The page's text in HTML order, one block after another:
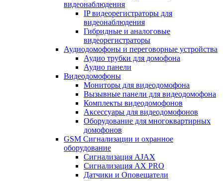
видеонаблюдения
IP видеорегистраторы для
видеонаблюдения
Гибридные и аналоговые
видеорегистраторы
Аудиодомофоны и переговорные устройства
Аудио трубки для домофона
Аудио панели
Видеодомофоны
Мониторы для видеодомофона
Вызывные панели для видеодомофона
Комплекты видеодомофонов
Аксессуары для видеодомофонов
Оборудование для многоквартирных
домофонов
GSM Сигнализации и охранное
оборудование
Сигнализация AJAX
Сигнализация AX PRO
Датчики и Оповещатели